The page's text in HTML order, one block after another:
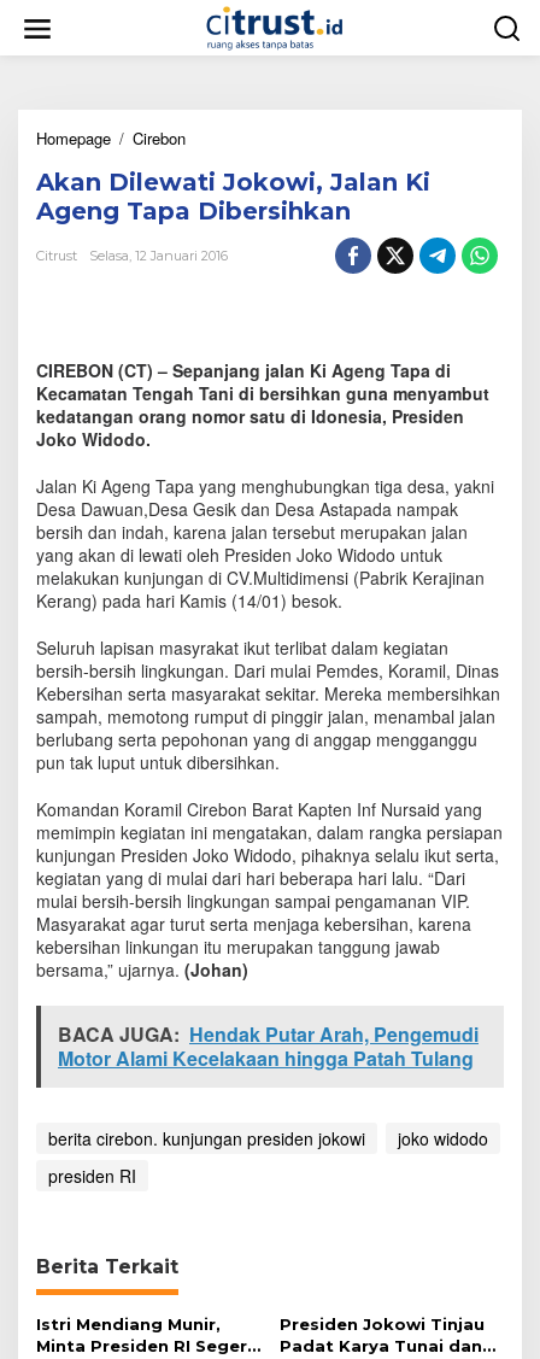
w
Homepage / Cirebon
a
n
D
l
i
J
o
w
i
,
J
a
l
a
K
i
A
g
e
n
T
a
p
a
D
i
b
e
r
h
k
Akan Dilewati Jokowi, Jalan Ki
Ageng Tapa Dibersihkan
Citrust Selasa, 12 Januari 2016
CIREBON (CT) – Sepanjang jalan Ki Ageng Tapa di
Kecamatan Tengah Tani di bersihkan guna menyambut
kedatangan orang nomor satu di Idonesia, Presiden
Joko Widodo.
Jalan Ki Ageng Tapa yang menghubungkan tiga desa, yakni
Desa Dawuan,Desa Gesik dan Desa Astapada nampak
bersih dan indah, karena jalan tersebut merupakan jalan
yang akan di lewati oleh Presiden Joko Widodo untuk
melakukan kunjungan di CV.Multidimensi (Pabrik Kerajinan
Kerang) pada hari Kamis (14/01) besok.
Seluruh lapisan masyrakat ikut terlibat dalam kegiatan
bersih-bersih lingkungan. Dari mulai Pemdes, Koramil, Dinas
Kebersihan serta masyarakat sekitar. Mereka membersihkan
sampah, memotong rumput di pinggir jalan, menambal jalan
berlubang serta pepohonan yang di anggap mengganggu
pun tak luput untuk dibersihkan.
Komandan Koramil Cirebon Barat Kapten Inf Nursaid yang
memimpin kegiatan ini mengatakan, dalam rangka persiapan
kunjungan Presiden Joko Widodo, pihaknya selalu ikut serta,
kegiatan yang di mulai dari hari beberapa hari lalu. “Dari
mulai bersih-bersih lingkungan sampai pengamanan VIP.
Masyarakat agar turut serta menjaga kebersihan, karena
kebersihan linkungan itu merupakan tanggung jawab
bersama,” ujarnya. (Johan)
BACA JUGA: Hendak Putar Arah, Pengemudi
Motor Alami Kecelakaan hingga Patah Tulang
berita cirebon. kunjungan presiden jokowi
joko widodo
presiden RI
Berita Terkait
Istri Mendiang Munir,
Minta Presiden RI Segera
Presiden Jokowi Tinjau
Padat Karya Tunai dan